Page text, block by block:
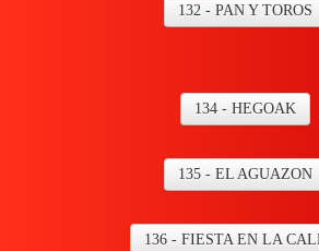
132 - PAN Y TOROS
134 - HEGOAK
135 - EL AGUAZON
136 - FIESTA EN LA